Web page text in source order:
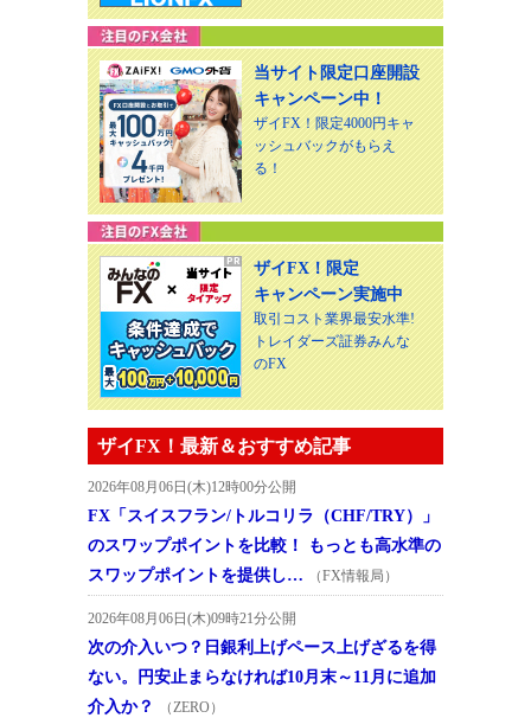
当サイト限定口座開設
キャンペーン中！
ザイFX！限定4000円キャ
ッシュバックがもらえ
る！
ザイFX！限定
キャンペーン実施中
取引コスト業界最安水準!
トレイダーズ証券みんな
のFX
ザイFX！最新＆おすすめ記事
2026年08月06日(木)12時00分公開
FX「スイスフラン/トルコリラ（CHF/TRY）」
のスワップポイントを比較！ もっとも高水準の
スワップポイントを提供し…
（FX情報局）
2026年08月06日(木)09時21分公開
次の介入いつ？日銀利上げペース上げざるを得
ない。円安止まらなければ10月末～11月に追加
介入か？
（ZERO）